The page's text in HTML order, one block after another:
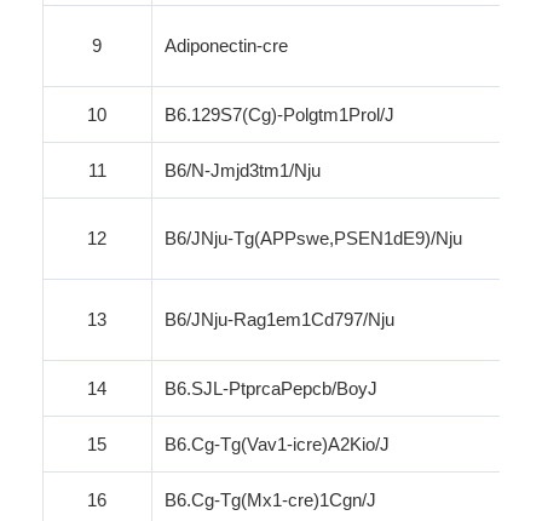
9 Adiponectin-cre
10 B6.129S7(Cg)-Polgtm1Prol/J
11 B6/N-Jmjd3tm1/Nju
12 B6/JNju-Tg(APPswe,PSEN1dE9)/Nju
13 B6/JNju-Rag1em1Cd797/Nju
14 B6.SJL-PtprcaPepcb/BoyJ
15 B6.Cg-Tg(Vav1-icre)A2Kio/J
16 B6.Cg-Tg(Mx1-cre)1Cgn/J